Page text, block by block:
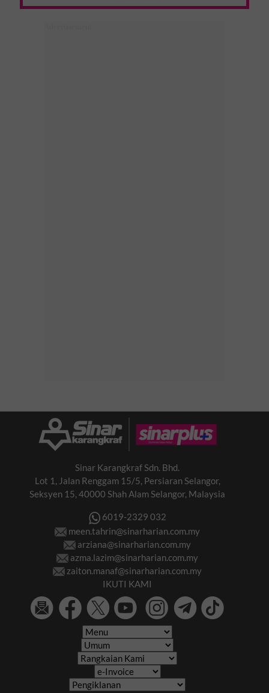
Sinar Karangkraf Sdn. Bhd.
Lot 1, Jalan Renggam 15/5, Persiaran Selangor,
Seksyen 15, 40000 Shah Alam Selangor, Malaysia
6019-2329 032
meen.tahrin@sinarharian.com.my
arziana@sinarharian.com.my
azma.lazim@sinarharian.com.my
zaiton.manaf@sinarharian.com.my
IKUTI KAMI